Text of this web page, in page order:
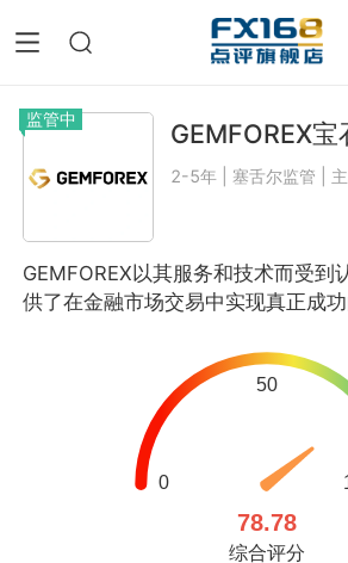
监管中 GEMFOREX宝
2-5年 | 塞舌尔监管 |
GEMFOREX以其服务和技术而受到
供了在金融市场交易中实现真正成功